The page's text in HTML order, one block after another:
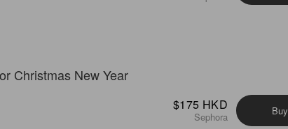
$175 HKD
Sephora Buy